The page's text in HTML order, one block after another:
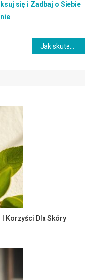
się i Zadbaj o Siebie
I Korzyści Dla Skóry